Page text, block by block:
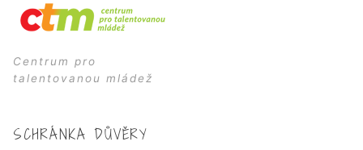
Centrum pro
talentovanou mládež
SCHRÁNKA DŮVĚRY